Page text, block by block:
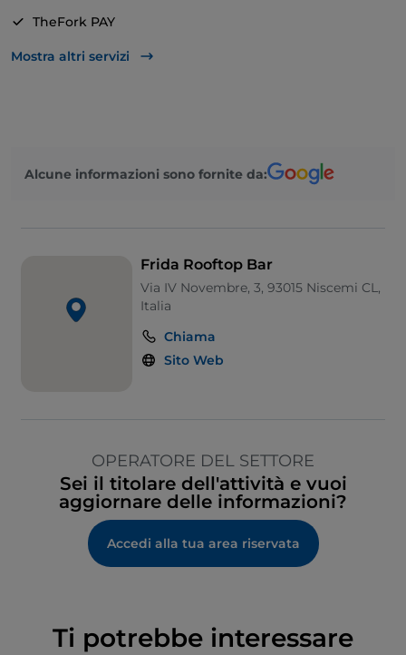
TheFork PAY
Unionpay via TheFork PAY
Mostra altri servizi
Alcune informazioni sono fornite da:
Frida Rooftop Bar
Via IV Novembre, 3, 93015 Niscemi CL,
Italia
Chiama
Sito Web
OPERATORE DEL SETTORE
Sei il titolare dell'attività e vuoi
aggiornare delle informazioni?
Accedi alla tua area riservata
Ti potrebbe interessare